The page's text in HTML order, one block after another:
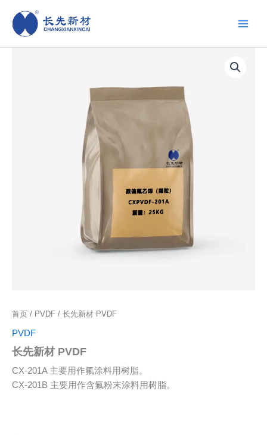
容
首页 / PVDF / 长先新材 PVDF
PVDF
长先新材 PVDF
CX-201A 主要用作氟涂料用树脂。
CX-201B 主要用作含氟粉末涂料用树脂。